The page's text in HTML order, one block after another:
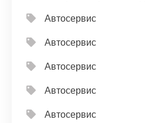
Автосервис
Автосервис
Автосервис
Автосервис
Автосервис